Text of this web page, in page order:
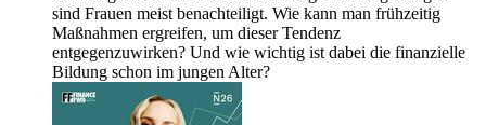
sind Frauen meist benachteiligt. Wie kann man frühzeitig
Maßnahmen ergreifen, um dieser Tendenz
entgegenzuwirken? Und wie wichtig ist dabei die finanzielle
Bildung schon im jungen Alter?